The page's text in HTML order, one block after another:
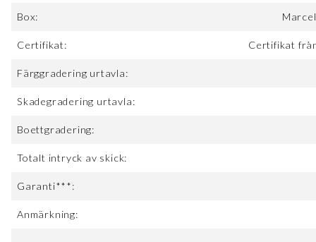
Box:
Certifikat: Certifikat
Färggradering urtavla:
Skadegradering urtavla:
Boettgradering:
Totalt intryck av skick:
Garanti***:
Anmärkning: